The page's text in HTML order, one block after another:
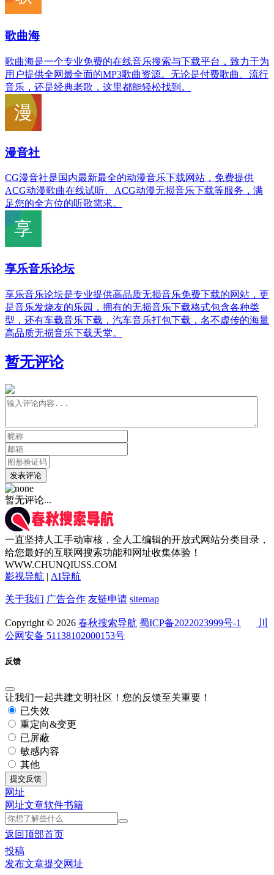
歌曲海
歌曲海是一个专业免费的在线音乐搜索与下载平台，致力于为
用户提供全网最全面的MP3歌曲资源。无论是付费歌曲、流行
音乐，还是经典老歌，这里都能轻松找到。
漫音社
CG漫音社是国内最新最全的动漫音乐下载网站，免费提供
ACG动漫歌曲在线试听、ACG动漫无损音乐下载等服务，满
足您的全方位的听歌需求。
享乐音乐论坛
享乐音乐论坛是专业提供高品质无损音乐免费下载的网站，更
是音乐发烧友的乐园，拥有的无损音乐下载格式包含各种类
型，还有车载音乐下载，汽车音乐打包下载，名不虚传的海量
高品质无损音乐下载天堂。
暂无评论
发表评论
暂无评论...
一直坚持人工手动审核，全人工编辑的开放式网站分类目录，
给您最好的互联网搜索功能和网址收集体验！
WWW.CHUNQIUSS.COM
影视导航 | AI导航
关于我们 广告合作 友链申请 sitemap
Copyright © 2026 春秋搜索导航 蜀ICP备2022023999号-1
川
公网安备 51138102000153号
反馈
让我们一起共建文明社区！您的反馈至关重要！
已失效
重定向&变更
已屏蔽
敏感内容
其他
提交反馈
网址
网址文章软件书籍
返回顶部首页
投稿
发布文章提交网址